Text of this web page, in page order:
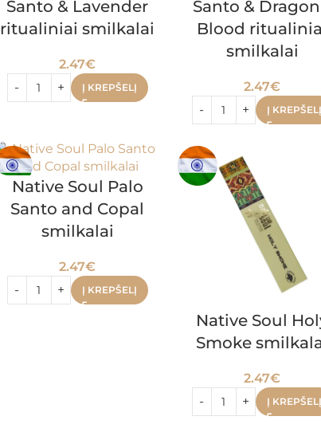
Santo & Lavender
ritualiniai smilkalai
2.47€
Į KREPŠELĮ
Santo &
Blood
smilkalai
2.47€
Į KREPŠELĮ
Native Soul Palo
Santo and Copal
smilkalai
2.47€
Į KREPŠELĮ
Native Soul
Smoke
2.47€
Į KREPŠELĮ